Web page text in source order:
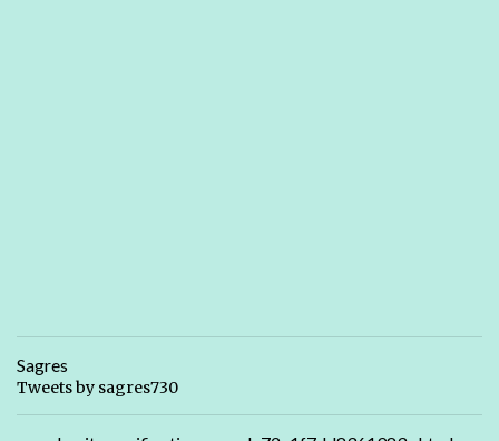
Sagres
Tweets by sagres730